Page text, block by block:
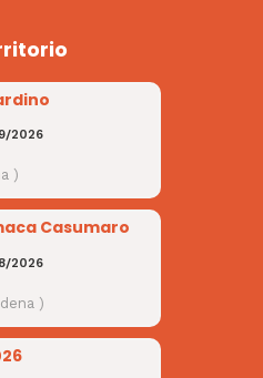
2026
)
Casumaro
2026
)